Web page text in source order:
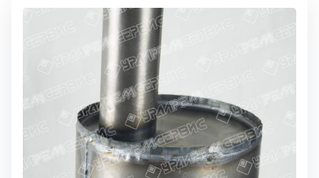
код товара:3089